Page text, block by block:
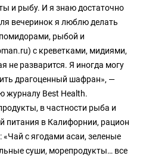
и рыбу. И я знаю достаточно
вечеринок я люблю делать
помидорами, рыбой и
с креветками, мидиями,
не разварится. Я иногда могу
драгоценный шафран», —
журналу Best Health.
в частности рыба и
питания в Калифорнии, рацион
с ягодами асаи, зеленые
суши, морепродукты… все